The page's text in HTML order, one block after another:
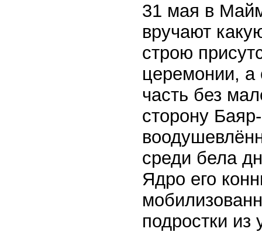
31 мая в
вручают
строю
церемонии, а
часть без
сторону
среди бела
Ядро его
подростки